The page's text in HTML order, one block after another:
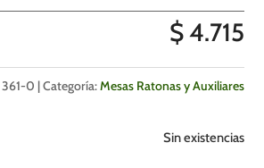
$4.715
361-0 Categoría:Mesas Ratonas y Auxiliares
Sin existencias